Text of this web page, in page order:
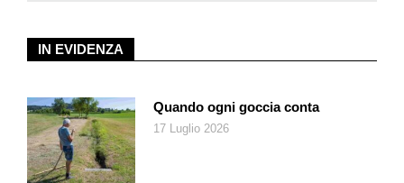
IN EVIDENZA
Quando ogni goccia conta
17 Luglio 2026